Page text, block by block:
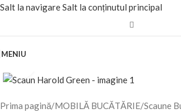
Salt la navigareSalt la conținutul principal
MENIU
Prima pagină/MOBILĂ BUCĂTĂRIE/Scaune